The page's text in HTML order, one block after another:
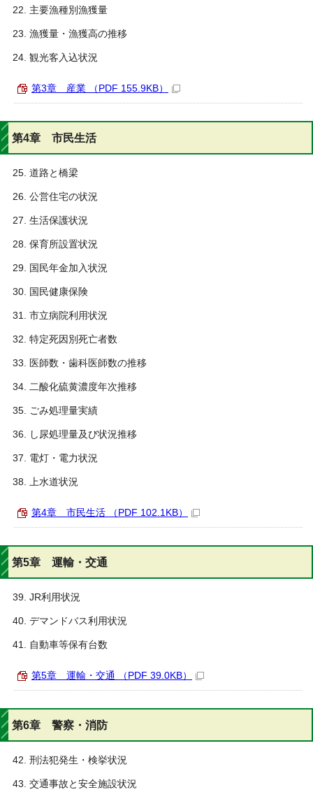
主要漁種別漁獲量
漁獲量・漁獲高の推移
観光客入込状況
第3章 産業 （PDF 155.9KB）
第4章 市民生活
道路と橋梁
公営住宅の状況
生活保護状況
保育所設置状況
国民年金加入状況
国民健康保険
市立病院利用状況
特定死因別死亡者数
医師数・歯科医師数の推移
二酸化硫黄濃度年次推移
ごみ処理量実績
し尿処理量及び状況推移
電灯・電力状況
上水道状況
第4章 市民生活 （PDF 102.1KB）
第5章 運輸・交通
JR利用状況
デマンドバス利用状況
自動車等保有台数
第5章 運輸・交通 （PDF 39.0KB）
第6章 警察・消防
刑法犯発生・検挙状況
交通事故と安全施設状況